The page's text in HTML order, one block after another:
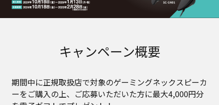
キャンペーン概要
期間中に正規取扱店で対象のゲーミングネックスピーカ
ーをご購入の上、ご応募いただいた方に最大4,000円分